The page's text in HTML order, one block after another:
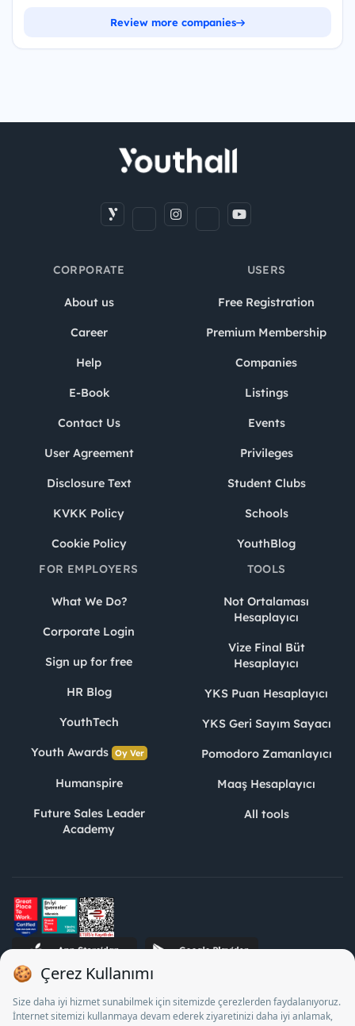
Review more companies
CORPORATE
About us
Career
Help
E-Book
Contact Us
User Agreement
Disclosure Text
KVKK Policy
Cookie Policy
USERS
Free Registration
Premium Membership
Companies
Listings
Events
Privileges
Student Clubs
Schools
YouthBlog
FOR EMPLOYERS
What We Do?
Corporate Login
Sign up for free
HR Blog
YouthTech
Youth Awards Oy Ver
Humanspire
Future Sales Leader
Academy
TOOLS
Not Ortalaması
Hesaplayıcı
Vize Final Büt
Hesaplayıcı
YKS Puan Hesaplayıcı
YKS Geri Sayım Sayacı
Pomodoro Zamanlayıcı
Maaş Hesaplayıcı
All tools
STJ Human Resources Informatics and Consultancy Inc. as a